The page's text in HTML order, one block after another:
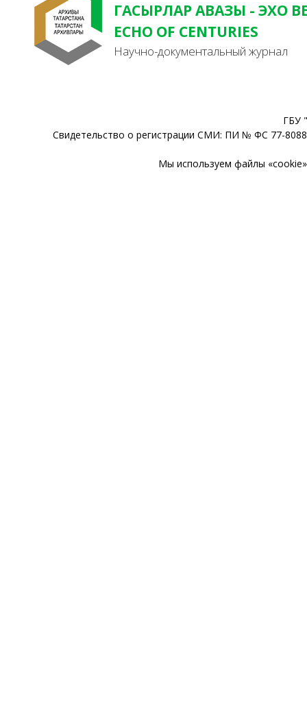
ГАСЫРЛАР АВАЗЫ - ЭХО
ECHO OF CENTURIES
Научно-документальный журнал
ГБУ
Свидетельство о регистрации СМИ: ПИ № ФС 77-
Мы используем файлы «cookie»